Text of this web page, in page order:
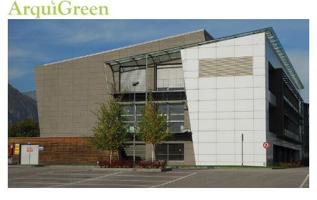
Skip
to
Open
mobile
Close
mobile